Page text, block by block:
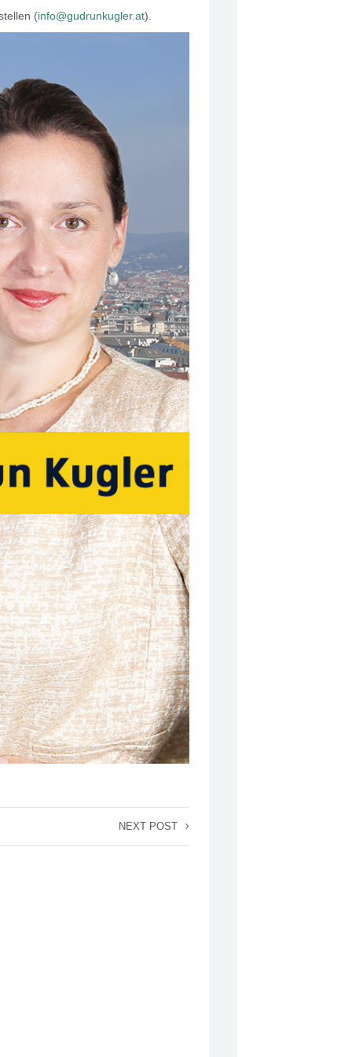
(info@gudrunkugler.at).
NEXT POST